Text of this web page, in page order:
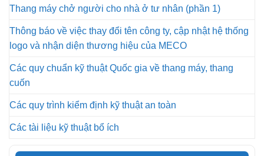
Thang máy chở người cho nhà ở tư nhân (phần 1)
Thông báo về việc thay đổi tên công ty, cập nhật hệ thống
logo và nhận diện thương hiệu của MECO
Các quy chuẩn kỹ thuật Quốc gia về thang máy, thang
cuốn
Các quy trình kiểm định kỹ thuật an toàn
Các tài liệu kỹ thuật bổ ích